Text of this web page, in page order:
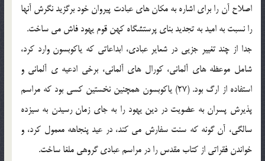
اصلاح آن را براي اشاره به مكان هاي عبادت پيروان خود برگزيد نگرش آنها
را نسبت به اميد به تجديد بناي پرستشگاه كهن قوم يهود فاش مي ساخت.
جدا از چند تغيير جزيي در شعاير عبادي، ابداعاتي كه ياكوبسون وارد كرد،
شامل موعظه هاي آلماني، كورال هاي آلماني، برخي ادعيه ي آلماني و
استفاده از ارگ بود. (27) ياكوبسون همچنين نخستين كسي بود كه مراسم
پذيرش پسران به عضويت در دين يهود را به جاي زمان رسيدن به سيزده
سالگي، آن گونه كه سنت سفارش مي كند، در عيد پنجاهه معمول كرد، و
خواندن فقراتي از كتاب مقدس را در مراسم عبادي گروهي ملغا ساخت.